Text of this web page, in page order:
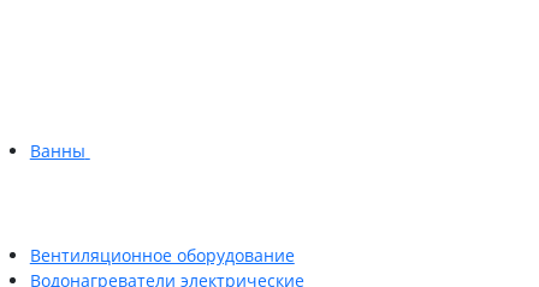
Ванны
Вентиляционное оборудование
Водонагреватели электрические